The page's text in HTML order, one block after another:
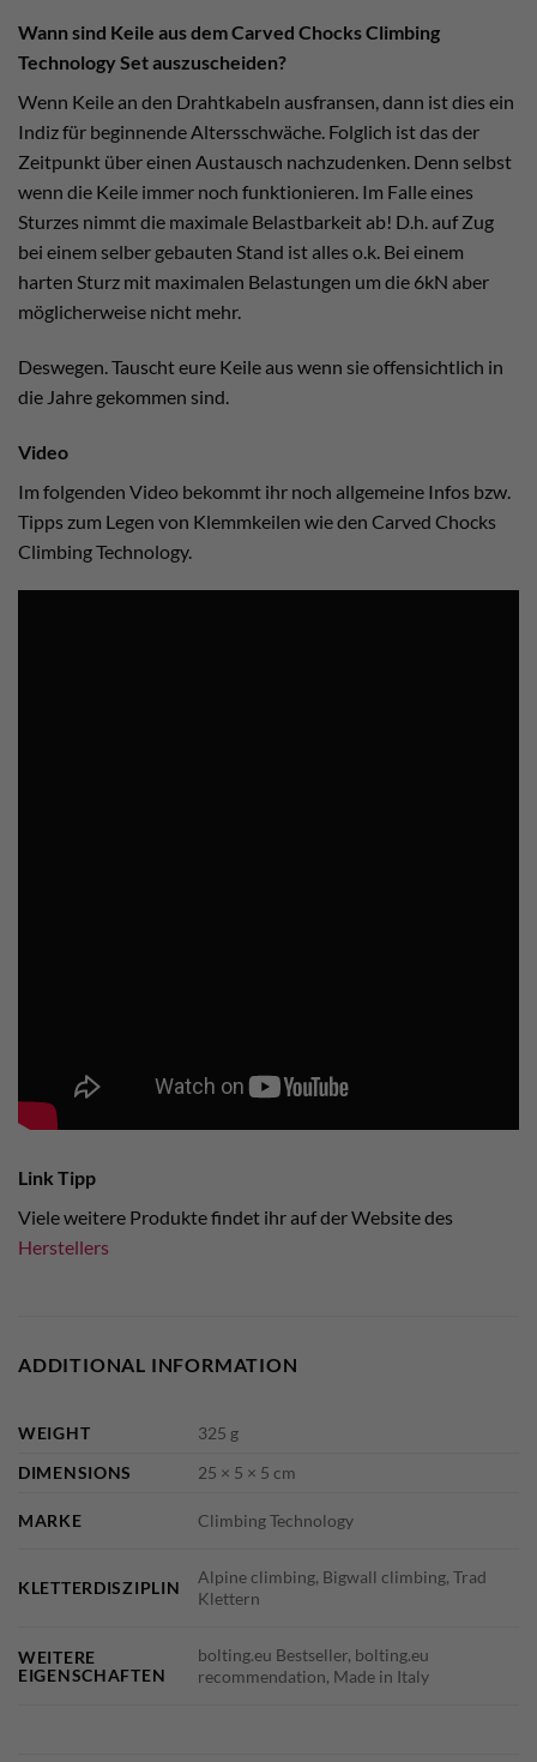
Wann sind Keile aus dem Carved Chocks Climbing
Technology Set auszuscheiden?
Wenn Keile an den Drahtkabeln ausfransen, dann ist dies ein
Indiz für beginnende Altersschwäche. Folglich ist das der
Zeitpunkt über einen Austausch nachzudenken. Denn selbst
wenn die Keile immer noch funktionieren. Im Falle eines
Sturzes nimmt die maximale Belastbarkeit ab! D.h. auf Zug
bei einem selber gebauten Stand ist alles o.k. Bei einem
harten Sturz mit maximalen Belastungen um die 6kN aber
möglicherweise nicht mehr.
Deswegen. Tauscht eure Keile aus wenn sie offensichtlich in
die Jahre gekommen sind.
Video
Im folgenden Video bekommt ihr noch allgemeine Infos bzw.
Tipps zum Legen von Klemmkeilen wie den Carved Chocks
Climbing Technology.
Link Tipp
Viele weitere Produkte findet ihr auf der Website des
Herstellers
ADDITIONAL INFORMATION
WEIGHT
325 g
DIMENSIONS
25 × 5 × 5 cm
MARKE Climbing Technology
KLETTERDISZIPLIN
Alpine climbing, Bigwall climbing, Trad
Klettern
WEITERE
EIGENSCHAFTEN
bolting.eu Bestseller, bolting.eu
recommendation, Made in Italy